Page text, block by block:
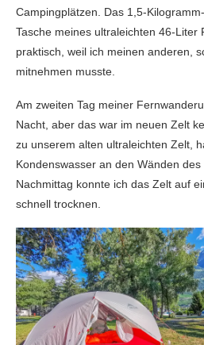
Campingplätzen. Das 1,5-
Tasche meines ultraleichten 46-Liter
praktisch, weil ich meinen anderen,
mitnehmen musste.
Am zweiten Tag meiner
Nacht, aber das war im neuen Zelt
zu unserem alten ultraleichten Zelt,
Kondenswasser an den Wänden
Nachmittag konnte ich das Zelt auf
schnell trocknen.